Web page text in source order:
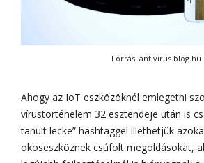
Forrás: antivirus.blog.hu
Ahogy az IoT eszközöknél emlegetni
vírustörténelem 32 esztendeje után is
tanult lecke” hashtaggel illethetjük
okoseszköznek csúfolt megoldásokat,